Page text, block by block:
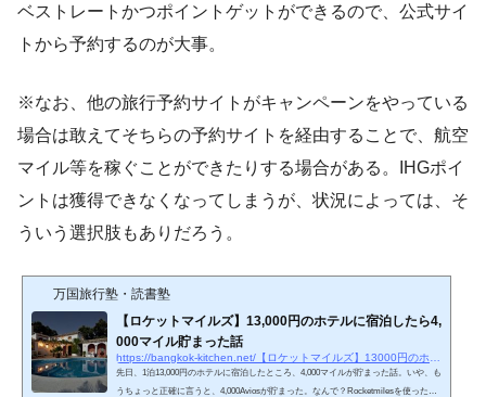
ベストレートかつポイントゲットができるので、公式サイ
トから予約するのが大事。
※なお、他の旅行予約サイトがキャンペーンをやっている
場合は敢えてそちらの予約サイトを経由することで、航空
マイル等を稼ぐことができたりする場合がある。IHGポイ
ントは獲得できなくなってしまうが、状況によっては、そ
ういう選択肢もありだろう。
万国旅行塾・読書塾
【ロケットマイルズ】13,000円のホテルに宿泊したら4,
000マイル貯まった話
先日、1泊13,000円のホテルに宿泊したところ、4,000マイルが貯まった話。いや、も
うちょっと正確に言うと、4,000Aviosが貯まった。なんで？Rocketmilesを使ったか